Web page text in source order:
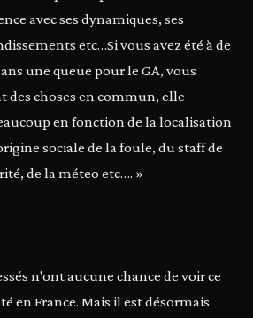
avec ses dynamiques, ses
etc…Si vous avez été à de
une queue pour le GA, vous
des choses en commun, elle
en fonction de la localisation
sociale de la foule, du staff de
de la méteo etc…. »
n'ont aucune chance de voir ce
en France. Mais il est désormais